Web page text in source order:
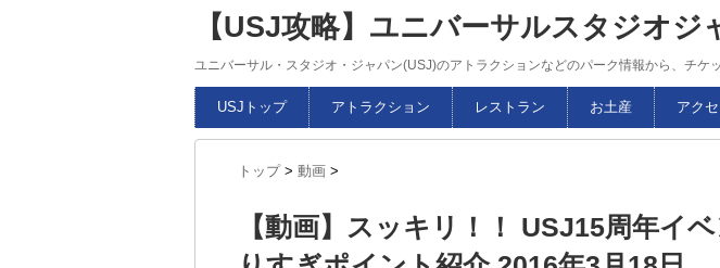
【USJ攻略】ユニバーサルスタジオ
ユニバーサル・スタジオ・ジャパン(USJ)のアトラクションなどのパーク情報から、チケ
USJトップ アトラクション レストラン お土産 アク
トップ > 動画 >
【動画】スッキリ！！ USJ15周年イ